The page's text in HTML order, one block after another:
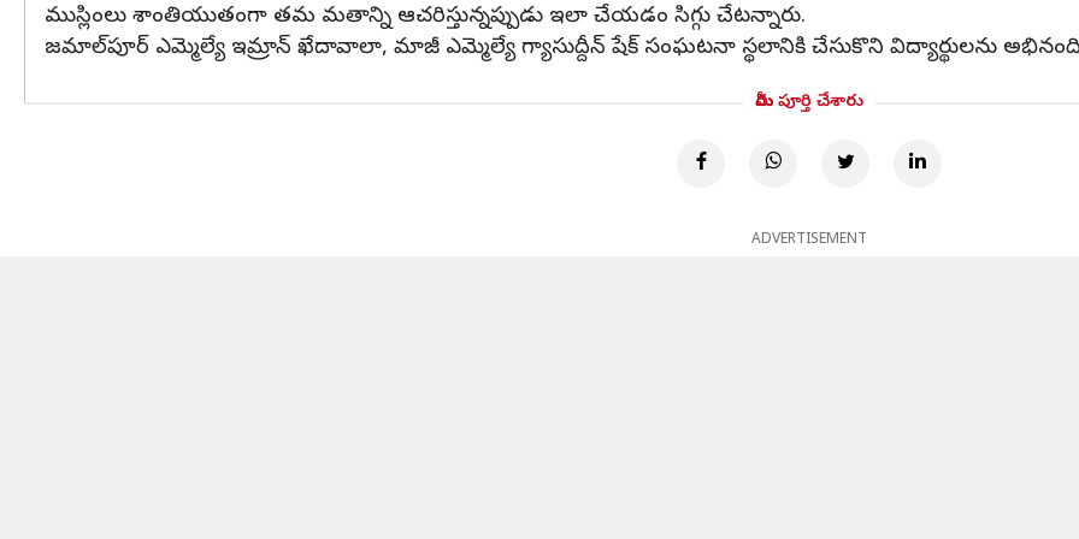
ముస్లింలు శాంతియుతంగా తమ మతాన్ని ఆచరిస్తున్నప్పుడు ఇలా చేయడం సిగ్గు చేటన్నారు.
జమాల్‌పూర్ ఎమ్మెల్యే ఇమ్రాన్ ఖేదావాలా, మాజీ ఎమ్మెల్యే గ్యాసుద్దీన్ షేక్ సంఘటనా స్థలానికి చేసుకొని విద్యార్థులను
మీరు పూర్తి చేశారు
ADVERTISEMENT